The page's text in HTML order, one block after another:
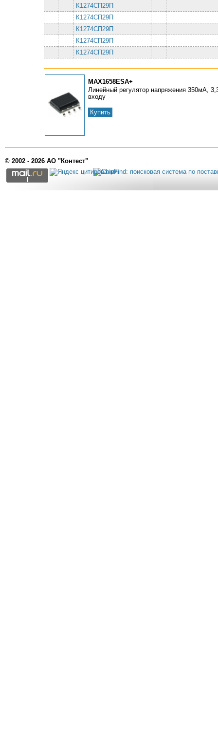
К1274СП29П
К1274СП29П
К1274СП29П
К1274СП29П
К1274СП29П
MAX1658ESA+
Линейный регулятор напряжения 350мА,
входу
Купить
© 2002 - 2026 АО "Контест"